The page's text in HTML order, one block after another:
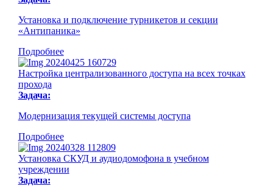
Установка и подключение турникетов и секции
«Антипаника»
Подробнее
Настройка централизованного доступа на всех точках
прохода
Задача:
Модернизация текущей системы доступа
Подробнее
Установка СКУД и аудиодомофона в учебном
учреждении
Задача: